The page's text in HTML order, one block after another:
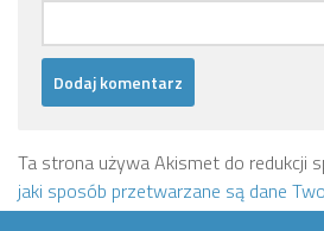
Ta strona używa Akismet do redukcji
jaki sposób przetwarzane są dane